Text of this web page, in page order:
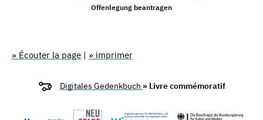
Offenlegung beantragen
» Écouter la page | » imprimer
Digitales Gedenkbuch » Livre commémoratif